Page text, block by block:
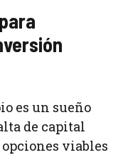
es un sueño
de capital
viables